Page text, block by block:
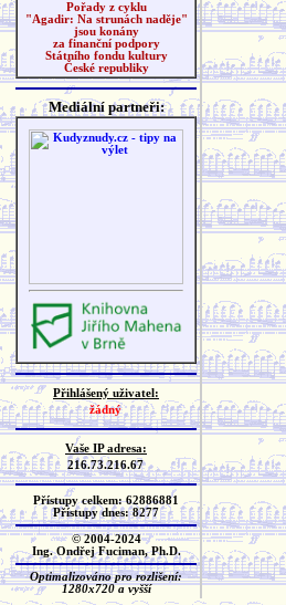
Pořady z cyklu
"Agadir: Na strunách naděje"
jsou konány
za finanční podpory
Státního fondu kultury
České republiky
Mediální partneři:
Přihlášený uživatel:
žádný
Vaše IP adresa:
216.73.216.67
Přístupy celkem: 62886881
Přístupy dnes: 8277
© 2004-2024
Ing. Ondřej Fuciman, Ph.D.
Optimalizováno pro rozlišení:
1280x720 a vyšší